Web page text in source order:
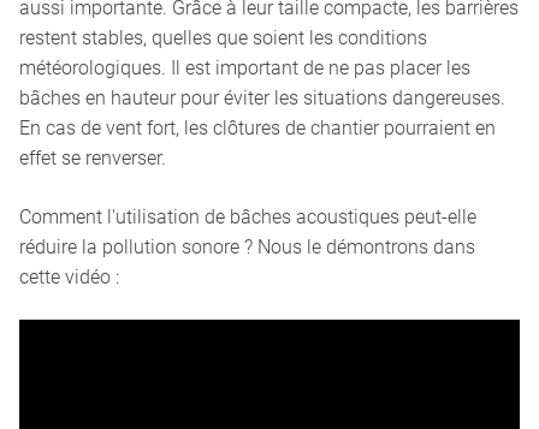
aussi importante. Grâce à leur taille compacte, les barrières
restent stables, quelles que soient les conditions
météorologiques. Il est important de ne pas placer les
bâches en hauteur pour éviter les situations dangereuses.
En cas de vent fort, les clôtures de chantier pourraient en
effet se renverser.
Comment l'utilisation de bâches acoustiques peut-elle
réduire la pollution sonore ? Nous le démontrons dans
cette vidéo :